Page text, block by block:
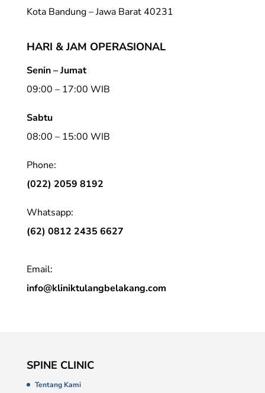
Kota Bandung – Jawa Barat 40231
HARI & JAM OPERASIONAL
Senin – Jumat
09:00 – 17:00 WIB
Sabtu
08:00 – 15:00 WIB
Phone:
(022) 2059 8192
Whatsapp:
(62) 0812 2435 6627
Email:
info@kliniktulangbelakang.com
SPINE CLINIC
Tentang Kami